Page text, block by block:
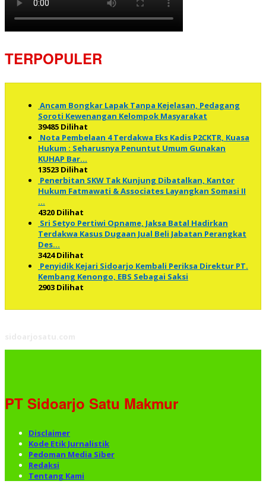
TERPOPULER
Ancam Bongkar Lapak Tanpa Kejelasan, Pedagang
Soroti Kewenangan Kelompok Masyarakat
39485 Dilihat
Nota Pembelaan 4 Terdakwa Eks Kadis P2CKTR, Kuasa
Hukum : Seharusnya Penuntut Umum Gunakan
KUHAP Bar…
13523 Dilihat
Penerbitan SKW Tak Kunjung Dibatalkan, Kantor
Hukum Fatmawati & Associates Layangkan Somasi II
…
4320 Dilihat
Sri Setyo Pertiwi Opname, Jaksa Batal Hadirkan
Terdakwa Kasus Dugaan Jual Beli Jabatan Perangkat
Des…
3424 Dilihat
Penyidik Kejari Sidoarjo Kembali Periksa Direktur PT.
Kembang Kenongo, EBS Sebagai Saksi
2903 Dilihat
PT Sidoarjo Satu Makmur
Disclaimer
Kode Etik Jurnalistik
Pedoman Media Siber
Redaksi
Tentang Kami